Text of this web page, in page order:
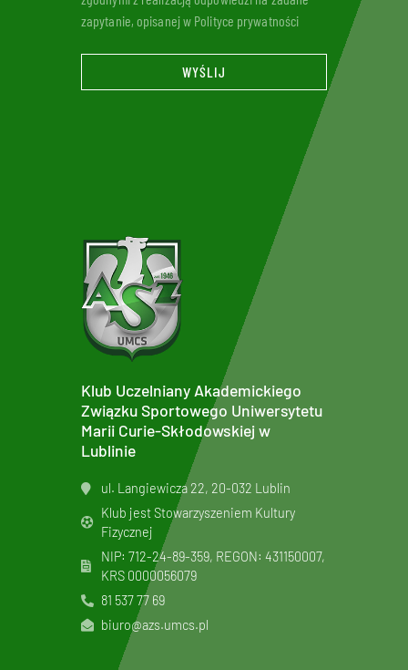
zapytanie, opisanej w Polityce prywatności
WYŚLIJ
Klub Uczelniany Akademickiego
Związku Sportowego Uniwersytetu
Marii Curie-Skłodowskiej w
Lublinie
ul. Langiewicza 22, 20-032 Lublin
Klub jest Stowarzyszeniem Kultury
Fizycznej
NIP: 712-24-89-359, REGON: 431150007,
KRS 0000056079
81 537 77 69
biuro@azs.umcs.pl